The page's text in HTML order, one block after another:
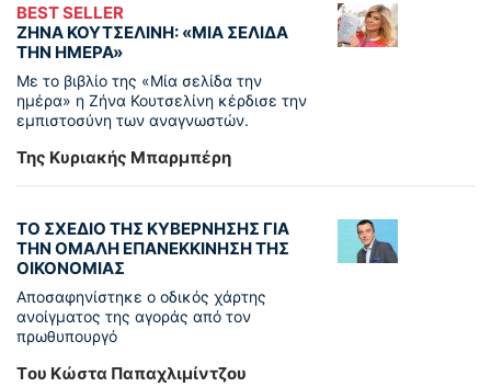
BEST SELLER
ΖΗΝΑ ΚΟΥΤΣΕΛΙΝΗ: «ΜΙΑ ΣΕΛΙΔΑ
ΤΗΝ ΗΜΕΡΑ»
Με το βιβλίο της «Μία σελίδα την
ημέρα» η Ζήνα Κουτσελίνη κέρδισε την
εμπιστοσύνη των αναγνωστών.
Της Κυριακής Μπαρμπέρη
ΤΟ ΣΧΕΔΙΟ ΤΗΣ ΚΥΒΕΡΝΗΣΗΣ ΓΙΑ
ΤΗΝ ΟΜΑΛΗ ΕΠΑΝΕΚΚΙΝΗΣΗ ΤΗΣ
ΟΙΚΟΝΟΜΙΑΣ
Αποσαφηνίστηκε ο οδικός χάρτης
ανοίγματος της αγοράς από τον
πρωθυπουργό
Tου Κώστα Παπαχλιμίντζου